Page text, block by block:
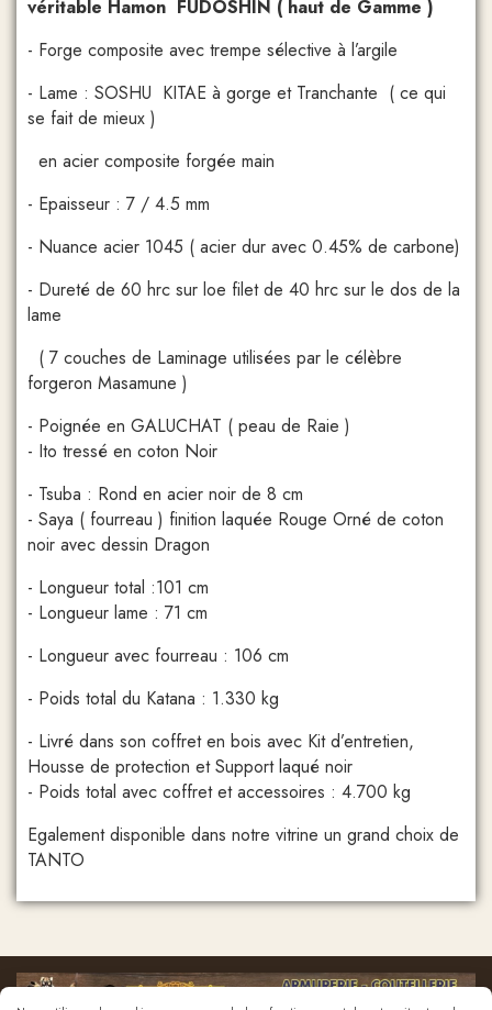
véritable Hamon FUDOSHIN ( haut de Gamme )
- Forge composite avec trempe sélective à l’argile
- Lame : SOSHU KITAE à gorge et Tranchante ( ce qui
se fait de mieux )
en acier composite forgée main
- Epaisseur : 7 / 4.5 mm
- Nuance acier 1045 ( acier dur avec 0.45% de carbone)
- Dureté de 60 hrc sur loe filet de 40 hrc sur le dos de la
lame
( 7 couches de Laminage utilisées par le célèbre
forgeron Masamune )
- Poignée en GALUCHAT ( peau de Raie )
- Ito tressé en coton Noir
- Tsuba : Rond en acier noir de 8 cm
- Saya ( fourreau ) finition laquée Rouge Orné de coton
noir avec dessin Dragon
- Longueur total :101 cm
- Longueur lame : 71 cm
- Longueur avec fourreau : 106 cm
- Poids total du Katana : 1.330 kg
- Livré dans son coffret en bois avec Kit d’entretien,
Housse de protection et Support laqué noir
- Poids total avec coffret et accessoires : 4.700 kg
Egalement disponible dans notre vitrine un grand choix de
TANTO